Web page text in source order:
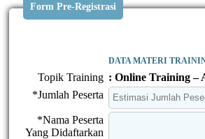
Form Pre-Registrasi
DATA MATERI
Topik Training : Online Training –
*Jumlah Peserta
*Nama Peserta
Yang Didaftarkan